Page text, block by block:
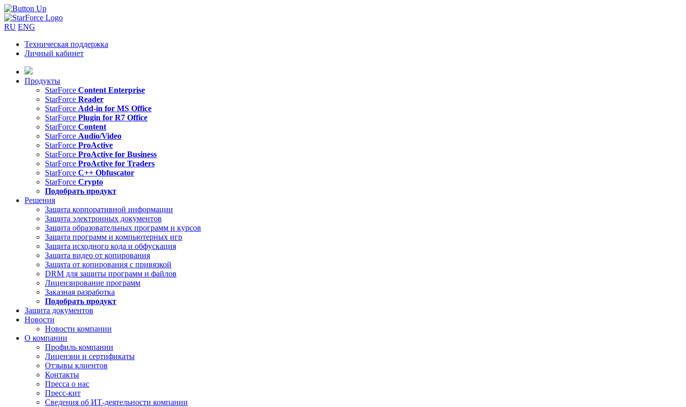
RU ENG
Техническая поддержка
Личный кабинет
Продукты
StarForce Content Enterprise
StarForce Reader
StarForce Add-in for MS Office
StarForce Plugin for R7 Office
StarForce Content
StarForce Audio/Video
StarForce ProActive
StarForce ProActive for Business
StarForce ProActive for Traders
StarForce C++ Obfuscator
StarForce Crypto
Подобрать продукт
Решения
Защита корпоративной информации
Защита электронных документов
Защита образовательных программ и курсов
Защита программ и компьютерных игр
Защита исходного кода и обфускация
Защита видео от копирования
Защита от копирования с привязкой
DRM для защиты программ и файлов
Лицензирование программ
Заказная разработка
Подобрать продукт
Защита документов
Новости
Новости компании
О компании
Профиль компании
Лицензии и сертификаты
Отзывы клиентов
Контакты
Пресса о нас
Пресс-кит
Сведения об ИТ-деятельности компании